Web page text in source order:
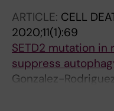
Joseph B
ARTICLE: CELL
2020;11(1):69
SETD2 mutation in
suppress
Gonzalez-
Zhang H; Murgoci